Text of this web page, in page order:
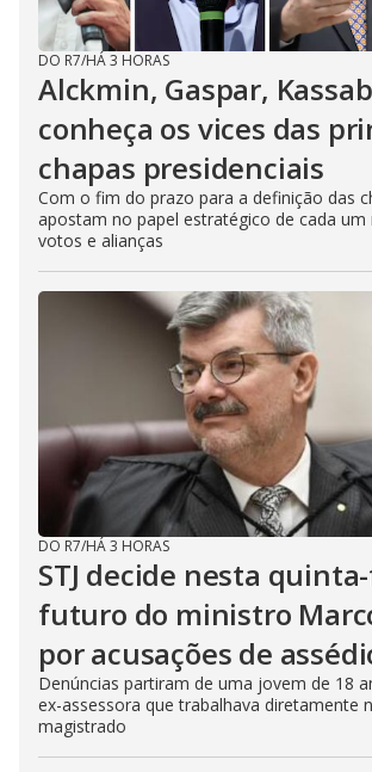
DO R7/HÁ 3 HORAS
Alckmin, Gaspar,
conheça os vices das
chapas presidenciais
Com o fim do prazo para a definição das
apostam no papel estratégico de cada um
votos e alianças
DO R7/HÁ 3 HORAS
STJ decide nesta
futuro do ministro
por acusações de
Denúncias partiram de uma jovem de 18
ex-assessora que trabalhava diretamente
magistrado